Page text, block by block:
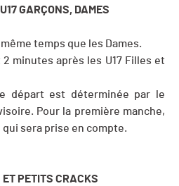
GARÇONS, DAMES
temps que les Dames.
2 minutes après les U17 Filles et
départ est déterminée par le
Pour la première manche,
qui sera prise en compte.
PETITS CRACKS